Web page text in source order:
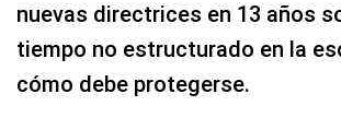
nuevas directrices en 13 años
tiempo no estructurado en la
cómo debe protegerse.